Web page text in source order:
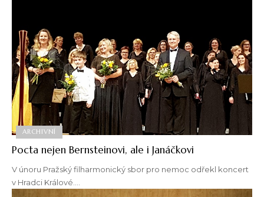
ARCHIVNÍ
Pocta nejen Bernsteinovi, ale i Janáčkovi
V únoru Pražský filharmonický sbor pro nemoc odřekl koncert
v Hradci Králové.…